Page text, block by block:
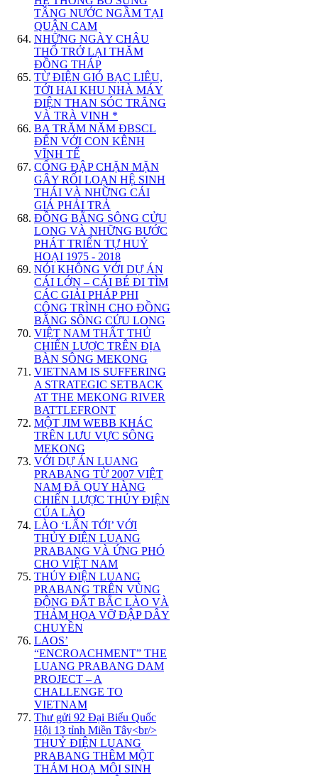
TẦNG NƯỚC NGẦM TẠI
QUẬN CAM
NHỮNG NGÀY CHÂU
THỔ TRỞ LẠI THĂM
ĐỒNG THÁP
TỪ ĐIỆN GIÓ BẠC LIÊU,
TỚI HAI KHU NHÀ MÁY
ĐIỆN THAN SÓC TRĂNG
VÀ TRÀ VINH *
BA TRĂM NĂM ĐBSCL
ĐẾN VỚI CON KÊNH
VĨNH TẾ
CỐNG ĐẬP CHẶN MẶN
GÂY RỐI LOẠN HỆ SINH
THÁI VÀ NHỮNG CÁI
GIÁ PHẢI TRẢ
ĐỒNG BẰNG SÔNG CỬU
LONG VÀ NHỮNG BƯỚC
PHÁT TRIỂN TỰ HUỶ
HOẠI 1975 - 2018
NÓI KHÔNG VỚI DỰ ÁN
CÁI LỚN – CÁI BÉ ĐI TÌM
CÁC GIẢI PHÁP PHI
CÔNG TRÌNH CHO ĐỒNG
BẰNG SÔNG CỬU LONG
VIỆT NAM THẤT THỦ
CHIẾN LƯỢC TRÊN ĐỊA
BÀN SÔNG MEKONG
VIETNAM IS SUFFERING
A STRATEGIC SETBACK
AT THE MEKONG RIVER
BATTLEFRONT
MỘT JIM WEBB KHÁC
TRÊN LƯU VỰC SÔNG
MEKONG
VỚI DỰ ÁN LUANG
PRABANG TỪ 2007 VIỆT
NAM ĐÃ QUY HÀNG
CHIẾN LƯỢC THỦY ĐIỆN
CỦA LÀO
LÀO ‘LẤN TỚI’ VỚI
THỦY ĐIỆN LUANG
PRABANG VÀ ỨNG PHÓ
CHO VIỆT NAM
THỦY ĐIỆN LUANG
PRABANG TRÊN VÙNG
ĐỘNG ĐẤT BẮC LÀO VÀ
THẢM HỌA VỠ ĐẬP DÂY
CHUYỀN
LAOS’
“ENCROACHMENT” THE
LUANG PRABANG DAM
PROJECT – A
CHALLENGE TO
VIETNAM
Thư gửi 92 Đại Biểu Quốc
Hội 13 tỉnh Miền Tây<br/>
THUỶ ĐIỆN LUANG
PRABANG THÊM MỘT
THẢM HOẠ MÔI SINH